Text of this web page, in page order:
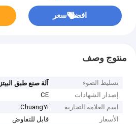
افضل سعر
منتوج وصف
تسليط الضوء
آلة صنع طبق البيتزا
إصدار الشهادات
CE
اسم العلامة التجارية
ChuangYi
الأسعار
قابل للتفاوض